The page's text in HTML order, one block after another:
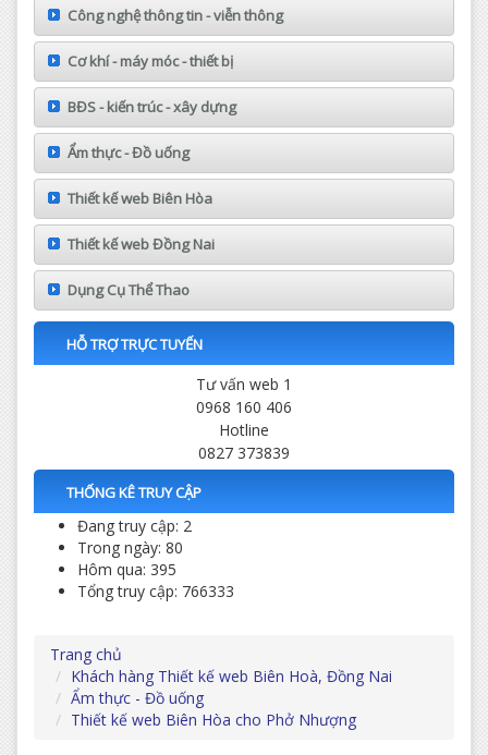
Công nghệ thông tin - viễn thông
Cơ khí - máy móc - thiết bị
BĐS - kiến trúc - xây dựng
Ẩm thực - Đồ uống
Thiết kế web Biên Hòa
Thiết kế web Đồng Nai
Dụng Cụ Thể Thao
HỖ TRỢ TRỰC TUYẾN
Tư vấn web 1
0968 160 406
Hotline
0827 373839
THỐNG KÊ TRUY CẬP
Đang truy cập: 2
Trong ngày: 80
Hôm qua: 395
Tổng truy cập: 766333
Trang chủ
Khách hàng Thiết kế web Biên Hoà, Đồng Nai
Ẩm thực - Đồ uống
Thiết kế web Biên Hòa cho Phở Nhượng